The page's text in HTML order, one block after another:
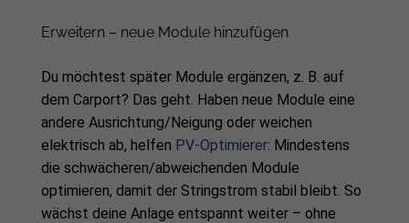
Erweitern – neue Module hinzufügen
Du möchtest später Module ergänzen, z. B. auf
dem Carport? Das geht. Haben neue Module eine
andere Ausrichtung/Neigung oder weichen
elektrisch ab, helfen PV-Optimierer: Mindestens
die schwächeren/abweichenden Module
optimieren, damit der Stringstrom stabil bleibt. So
wächst deine Anlage entspannt weiter – ohne